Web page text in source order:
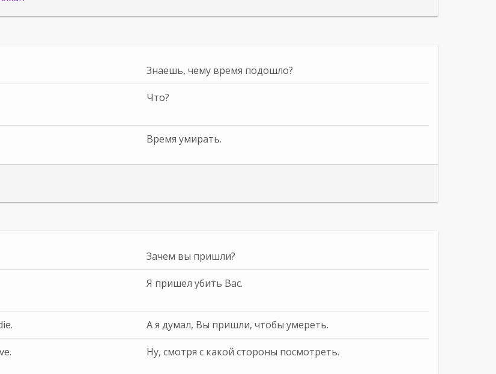
Знаешь, чему время подошло?
Что?
Время умирать.
Зачем вы пришли?
Я пришел убить Вас.
А я думал, Вы пришли, чтобы умереть.
Ну, смотря с какой стороны посмотреть.